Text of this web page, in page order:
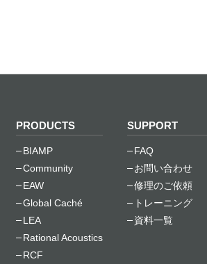
PRODUCTS
BIAMP
Community
EAW
Global Caché
LEA
Rational Acoustics
RCF
SUPPORT
FAQ
お問い合わせ
修理のご依頼
トレーニング
資料一覧